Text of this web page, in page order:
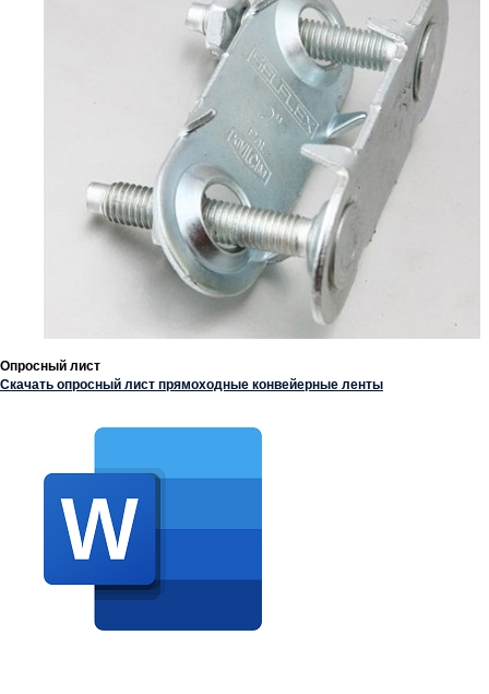
Опросный лист
Скачать опросный лист прямоходные конвейерные ленты